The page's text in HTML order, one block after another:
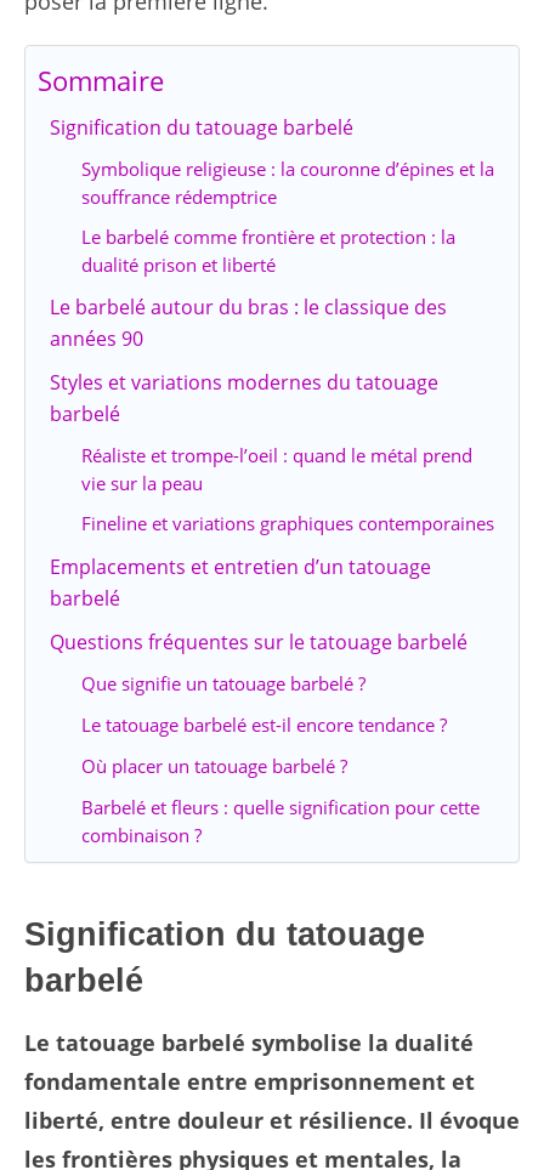
Sommaire
Signification du tatouage barbelé
Symbolique religieuse : la couronne d’épines et la
souffrance rédemptrice
Le barbelé comme frontière et protection : la
dualité prison et liberté
Le barbelé autour du bras : le classique des
années 90
Styles et variations modernes du tatouage
barbelé
Réaliste et trompe-l’oeil : quand le métal prend
vie sur la peau
Fineline et variations graphiques contemporaines
Emplacements et entretien d’un tatouage
barbelé
Questions fréquentes sur le tatouage barbelé
Que signifie un tatouage barbelé ?
Le tatouage barbelé est-il encore tendance ?
Où placer un tatouage barbelé ?
Barbelé et fleurs : quelle signification pour cette
combinaison ?
Signification du tatouage
barbelé
Le tatouage barbelé symbolise la dualité
fondamentale entre emprisonnement et
liberté, entre douleur et résilience. Il évoque
les frontières physiques et mentales, la